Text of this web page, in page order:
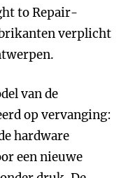
to Repair-
verplicht
van de
op vervanging:
hardware
een nieuwe